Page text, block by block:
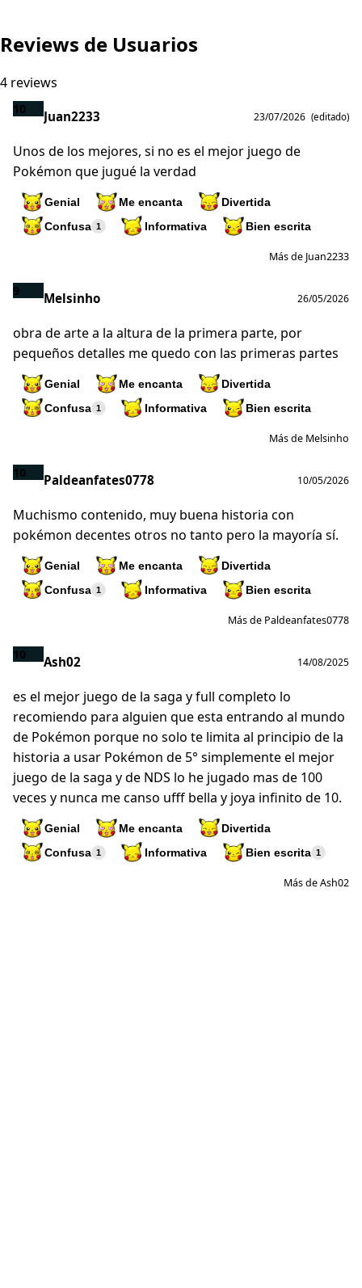
Reviews de Usuarios
4 reviews
10 Juan2233 23/07/2026 (editado)
Unos de los mejores, si no es el mejor juego de
Pokémon que jugué la verdad
Genial Me encanta
Divertida
Confusa 1 Informativa Bien escrita
Más de Juan2233
9 Melsinho 26/05/2026
obra de arte a la altura de la primera parte, por
pequeños detalles me quedo con las primeras partes
Genial Me encanta
Divertida
Confusa 1 Informativa Bien escrita
Más de Melsinho
10 Paldeanfates0778 10/05/2026
Muchismo contenido, muy buena historia con
pokémon decentes otros no tanto pero la mayoría sí.
Genial Me encanta
Divertida
Confusa 1 Informativa Bien escrita
Más de Paldeanfates0778
10 Ash02 14/08/2025
es el mejor juego de la saga y full completo lo
recomiendo para alguien que esta entrando al mundo
de Pokémon porque no solo te limita al principio de la
historia a usar Pokémon de 5° simplemente el mejor
juego de la saga y de NDS lo he jugado mas de 100
veces y nunca me canso ufff bella y joya infinito de 10.
Genial Me encanta
Divertida
Confusa 1 Informativa Bien escrita 1
Más de Ash02